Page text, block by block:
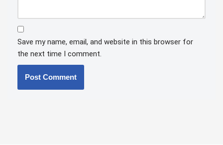
Save my name, email, and website in this browser for
the next time I comment.